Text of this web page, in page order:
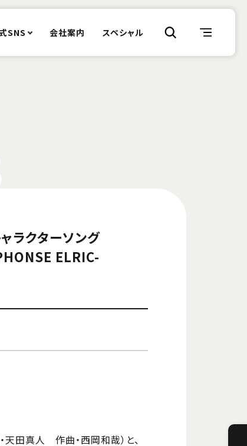
SNS 会社案内 スペシャル
ラクターソング
ELRIC-
天田真人 作曲・西岡和哉）と、